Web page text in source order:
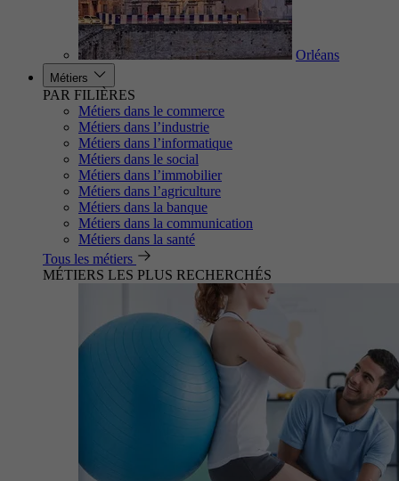
Orléans
Métiers
PAR FILIÈRES
Métiers dans le commerce
Métiers dans l’industrie
Métiers dans l’informatique
Métiers dans le social
Métiers dans l’immobilier
Métiers dans l’agriculture
Métiers dans la banque
Métiers dans la communication
Métiers dans la santé
Tous les métiers
MÉTIERS LES PLUS RECHERCHÉS